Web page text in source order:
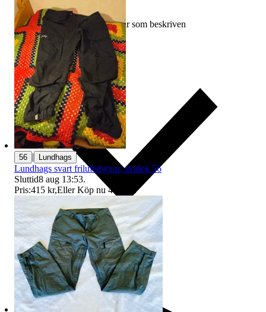
Ersättning om varan inte är som beskriven
Ersättning om du inte får din vara
56 | Lundhags
Lundhags svart friluftsbyxor, storlek 56
Sluttid8 aug 13:53.
Pris:415 kr,Eller Köp nu 473 kr .